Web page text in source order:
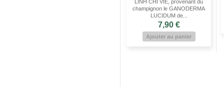
LINH CHI VIE, provenant du
champignon le GANODERMA
LUCIDUM de...
7,90 €
Ajouter au panier